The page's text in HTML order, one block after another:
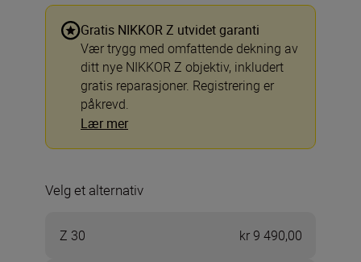
Gratis NIKKOR Z utvidet garanti
Vær trygg med omfattende dekning av
ditt nye NIKKOR Z objektiv, inkludert
gratis reparasjoner. Registrering er
påkrevd.
Lær mer
Velg et alternativ
Z 30 kr 9 490,00